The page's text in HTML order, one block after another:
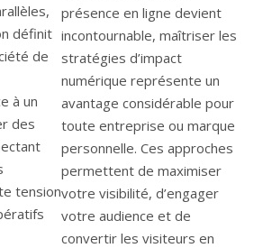
définit
de
à un
des
tension
présence en ligne devient
incontournable, maîtriser les
stratégies d’impact
numérique représente un
avantage considérable pour
toute entreprise ou marque
personnelle. Ces approches
permettent de maximiser
votre visibilité, d’engager
votre audience et de
convertir les visiteurs en